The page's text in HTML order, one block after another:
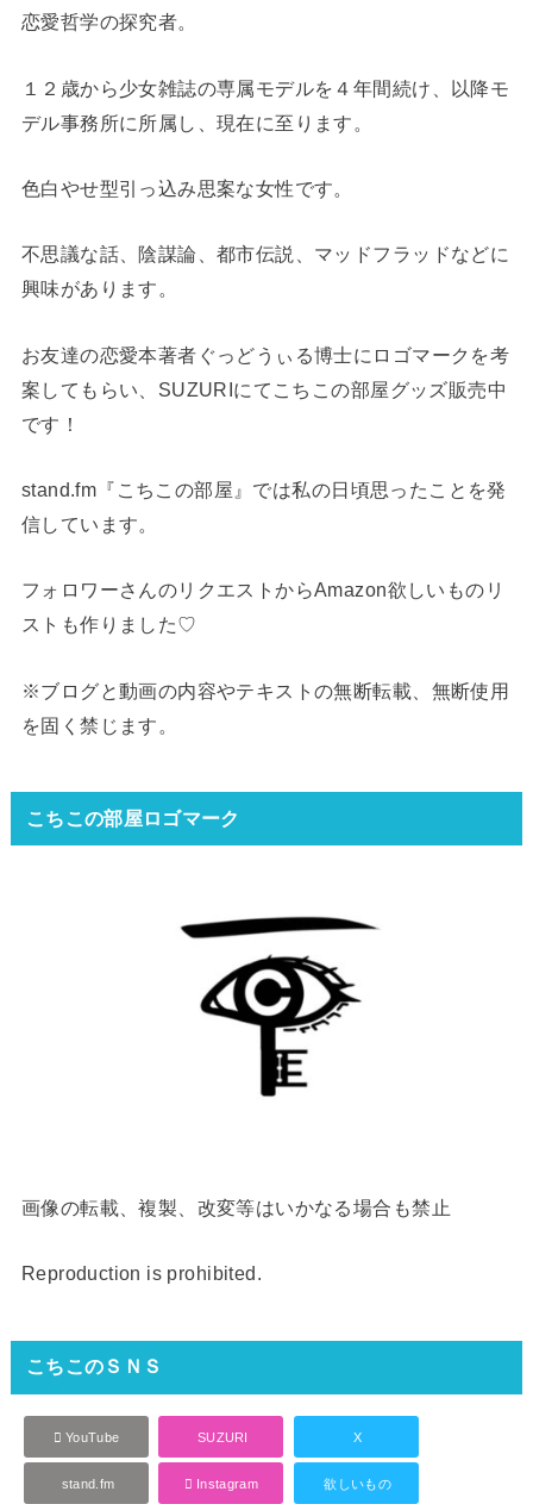
恋愛哲学の探究者。
１２歳から少女雑誌の専属モデルを４年間続け、以降モ
デル事務所に所属し、現在に至ります。
色白やせ型引っ込み思案な女性です。
不思議な話、陰謀論、都市伝説、マッドフラッドなどに
興味があります。
お友達の恋愛本著者ぐっどうぃる博士にロゴマークを考
案してもらい、SUZURIにてこちこの部屋グッズ販売中
です！
stand.fm『こちこの部屋』では私の日頃思ったことを発
信しています。
フォロワーさんのリクエストからAmazon欲しいものリ
ストも作りました♡
※ブログと動画の内容やテキストの無断転載、無断使用
を固く禁じます。
こちこの部屋ロゴマーク
画像の転載、複製、改変等はいかなる場合も禁止
Reproduction is prohibited.
こちこのＳＮＳ
YouTube SUZURI X
stand.fm Instagram 欲しいもの